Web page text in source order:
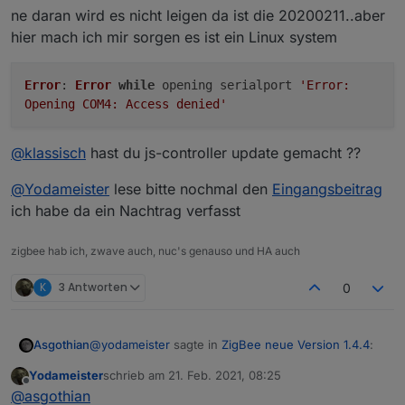
ne daran wird es nicht leigen da ist die 20200211..aber
hier mach ich mir sorgen es ist ein Linux system
Error: Error while opening serialport
'Error:
Opening COM4: Access denied'
@klassisch hast du js-controller update gemacht ??
@Yodameister lese bitte nochmal den Eingangsbeitrag
ich habe da ein Nachtrag verfasst
zigbee hab ich, zwave auch, nuc's genauso und HA auch
K 3 Antworten 0
Asgothian@yodameister sagte in ZigBee neue Version 1.4.4:
Offline
Yodameisterschrieb am 21. Feb. 2021, 08:25
zuletzt editiert von
@asgothian